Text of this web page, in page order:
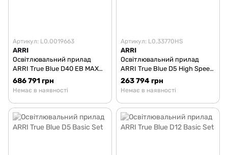
Артикул: L0.0019663
ARRI
Освітлювальний прилад
ARRI True Blue D40 EB MAX
Set
686 791 грн
Немає в наявності
Артикул: L0.33770HS
ARRI
Освітлювальний прилад
ARRI True Blue D5 High Speed
Set
263 794 грн
Немає в наявності